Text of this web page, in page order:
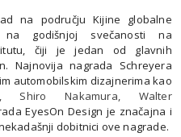
na području Kijine globalne
na godišnjoj svečanosti na
čiji je jedan od glavnih
Najnovija nagrada Schreyera
automobilskim dizajnerima kao
Shiro Nakamura, Walter
EyesOn Design je značajna i
dobitnici ove nagrade.